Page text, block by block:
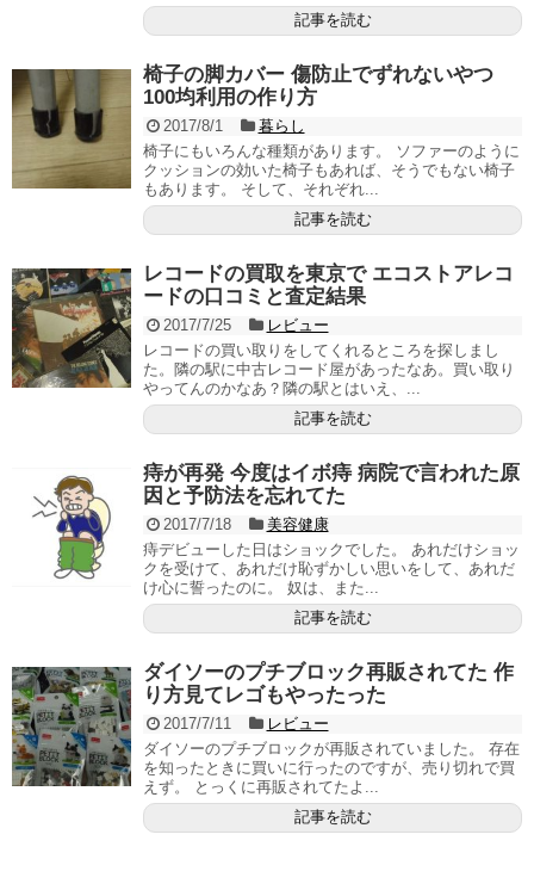
記事を読む
椅子の脚カバー 傷防止でずれないやつ
100均利用の作り方
2017/8/1
暮らし
椅子にもいろんな種類があります。 ソファーのように
クッションの効いた椅子もあれば、そうでもない椅子
もあります。 そして、それぞれ...
記事を読む
レコードの買取を東京で エコストアレコ
ードの口コミと査定結果
2017/7/25
レビュー
レコードの買い取りをしてくれるところを探しまし
た。隣の駅に中古レコード屋があったなあ。買い取り
やってんのかなあ？隣の駅とはいえ、...
記事を読む
痔が再発 今度はイボ痔 病院で言われた原
因と予防法を忘れてた
2017/7/18
美容健康
痔デビューした日はショックでした。 あれだけショッ
クを受けて、あれだけ恥ずかしい思いをして、あれだ
け心に誓ったのに。 奴は、また...
記事を読む
ダイソーのプチブロック再販されてた 作
り方見てレゴもやったった
2017/7/11
レビュー
ダイソーのプチブロックが再販されていました。 存在
を知ったときに買いに行ったのですが、売り切れで買
えず。 とっくに再販されてたよ...
記事を読む